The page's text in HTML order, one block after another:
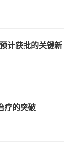
计获批的关键新
疗的突破